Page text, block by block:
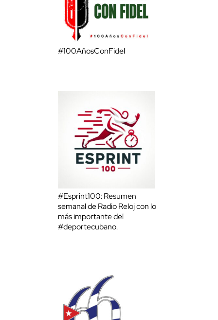
#100AñosConFidel
#Esprint100: Resumen
semanal de Radio Reloj con lo
más importante del
#deportecubano.